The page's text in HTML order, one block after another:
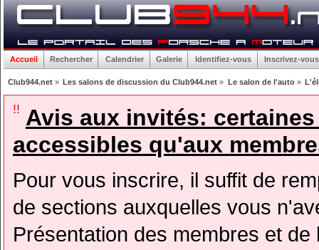
Accueil Rechercher Calendrier Galerie Identifiez-vous Inscrivez-vous
Club944.net» Les salons de discussion du Club944.net » Le salon de l'auto»
!! Avis aux invités:
accessibles qu'aux
Pour vous inscrire, il suffit de
de sections auxquelles vous
Présentation des membres et